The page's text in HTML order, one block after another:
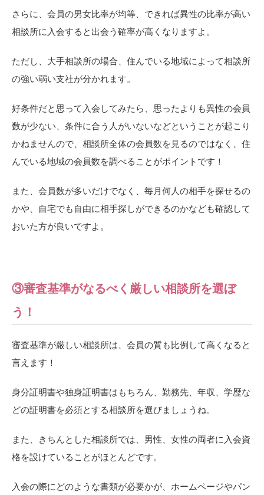
さらに、会員の男女比率が均等、できれば異性の比率が高い
相談所に入会すると出会う確率が高くなりますよ。
ただし、大手相談所の場合、住んでいる地域によって相談所
の強い弱い支社が分かれます。
好条件だと思って入会してみたら、思ったよりも異性の会員
数が少ない、条件に合う人がいないなどということが起こり
かねませんので、相談所全体の会員数を見るのではなく、住
んでいる地域の会員数を調べることがポイントです！
また、会員数が多いだけでなく、毎月何人の相手を探せるの
かや、自宅でも自由に相手探しができるのかなども確認して
おいた方が良いですよ。
③審査基準がなるべく厳しい相談所を選ぼ
う！
審査基準が厳しい相談所は、会員の質も比例して高くなると
言えます！
身分証明書や独身証明書はもちろん、勤務先、年収、学歴な
どの証明書を必須とする相談所を選びましょうね。
また、きちんとした相談所では、男性、女性の両者に入会資
格を設けていることがほとんどです。
入会の際にどのような書類が必要かが、ホームページやパン